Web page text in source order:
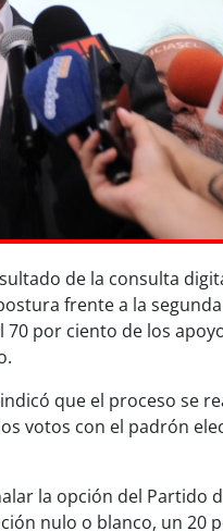
de la consulta
frente a la
70 por ciento de los
que el proceso se
votos con el padrón
la opción del Partido
nulo o blanco, un 20